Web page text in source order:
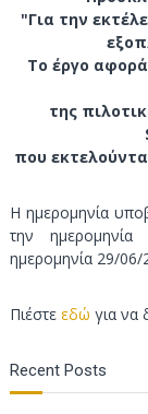
"Για την
Το έργο
της
που
Η ημερομηνία
την ημερομηνία
ημερομηνία 29/06/
Πιέστεεδώ για να
Recent Posts